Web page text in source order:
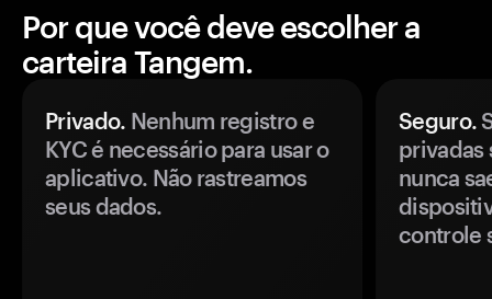
Por que você deve escolher a
carteira Tangem.
Privado. Nenhum registro e
KYC é necessário para usar o
aplicativo. Não rastreamos
seus dados.
Seguro.
privadas
nunca
controle